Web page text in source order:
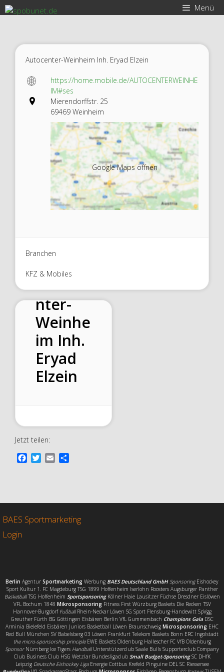
Zum
Inhalt
Menü
Autocenter-Weinheim Inh. Eryad Elzein
https://home.mobile.de/AUTOCENTERWEINHE
IM#ses
Mierendorffstr. 25
69469 Weinheim
Google Maps öffnen
Branchen
KFZ & Mobiles
Autoce
nter-
Weinhe
im Inh.
Eryad
Elzein
Jetzt teilen:
o
k
r
BAES Sportmarketing
Login
Berlin Agentur Sportmarketing Werbung BAES Deutschland GmbH SponsoringEishockey
Sport Kultur 1. FC Magdeburg TSG 1899 Hoffenheim Iserlohn Roosters Augsburger Panther
BasketballTSG Hoffenheim SportsponsoringKölner Haie Lausitzer Füchse Dresdner Eislöwen
VFL Bochum 1848 Mikrosponsoring Fitness First Würzburg Baskets Die Recken TSV
Hannover-Burgdorf FußballRhein-Neckar Löwen SG Sport Flensburg-Handewitt SpVgg
Greuther Fürth BG Göttingen Eisbären Berlin VfL Gummersbach Champions GalaDSC
Arminia Bielefeld Eisbären Juniors Basketball Löwen Braunschweig Microsponsoring EHC
Red Bull München SV Babelsberg 03 Löwen Frankfurt Telekom Baskets Bonn ERC Ingolstadt
the micro-sponsorship principleEWE Baskets Oldenburg Hallescher FC VfB Oldenburg
SponsorNürnberg Ice Tigers HandballUnterstützerclub Saale Bulls Supporterclub Company
Club Business Club HSG Wetzlar Bundesligaclub Small Budget-SponsoringSC DHfK
Leipzig Deutsche Eishockey LigaEnergie Cottbus Krefeld Pinguine DEL SC Riessersee